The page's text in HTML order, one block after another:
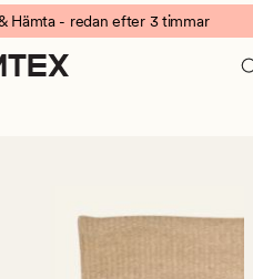
Hämta - redan efter 3 timmar